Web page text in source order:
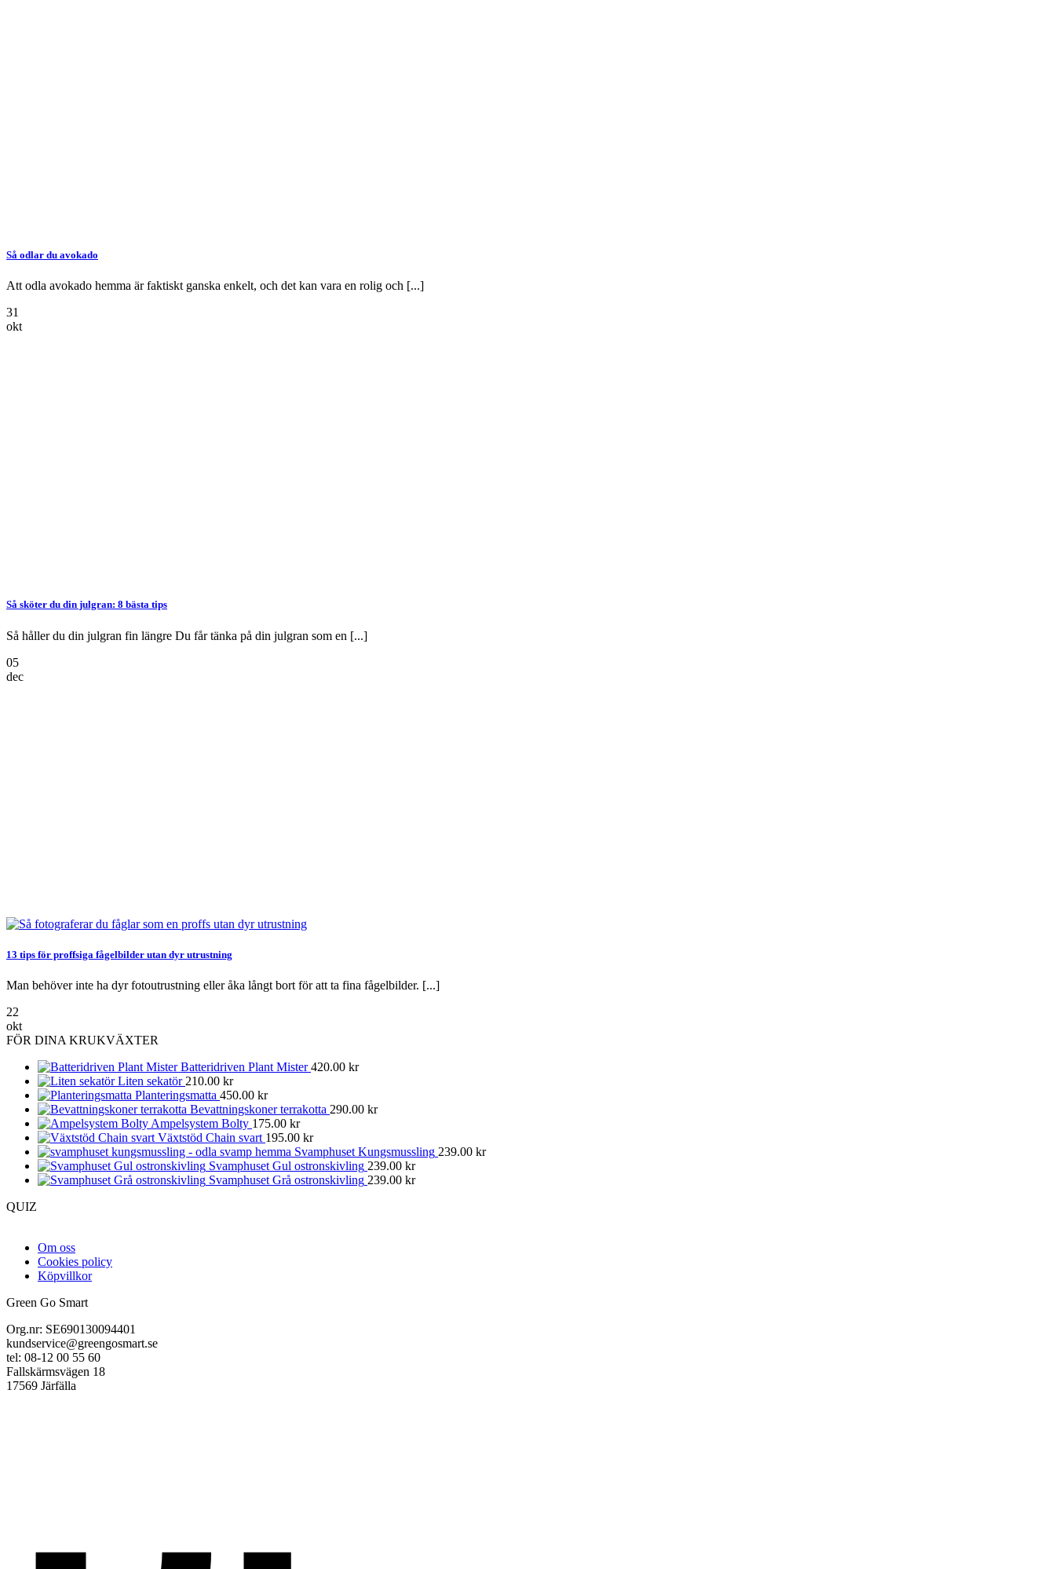
Så odlar du avokado
Att odla avokado hemma är faktiskt ganska enkelt, och det kan vara en rolig och [...]
31
okt
Så sköter du din julgran: 8 bästa tips
Så håller du din julgran fin längre Du får tänka på din julgran som en [...]
05
dec
13 tips för proffsiga fågelbilder utan dyr utrustning
Man behöver inte ha dyr fotoutrustning eller åka långt bort för att ta fina fågelbilder. [...]
22
okt
FÖR DINA KRUKVÄXTER
Batteridriven Plant Mister 420.00 kr
Liten sekatör 210.00 kr
Planteringsmatta 450.00 kr
Bevattningskoner terrakotta 290.00 kr
Ampelsystem Bolty 175.00 kr
Växtstöd Chain svart 195.00 kr
Svamphuset Kungsmussling 239.00 kr
Svamphuset Gul ostronskivling 239.00 kr
Svamphuset Grå ostronskivling 239.00 kr
QUIZ
Om oss
Cookies policy
Köpvillkor
Green Go Smart
Org.nr: SE690130094401
kundservice@greengosmart.se
tel: 08-12 00 55 60
Fallskärmsvägen 18
17569 Järfälla